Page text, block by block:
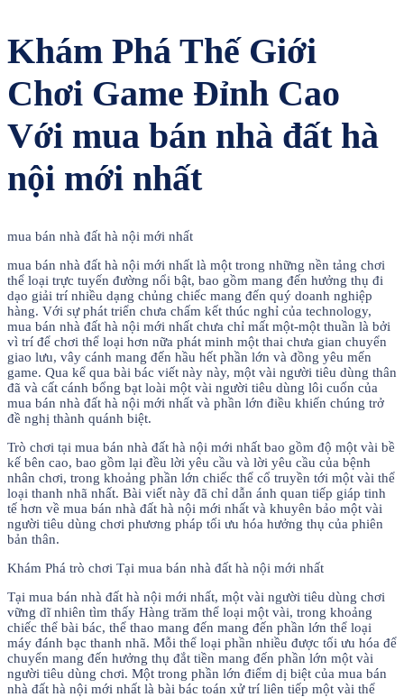
Khám Phá Thế Giới
Chơi Game Đỉnh Cao
Với mua bán nhà đất hà
nội mới nhất
mua bán nhà đất hà nội mới nhất
mua bán nhà đất hà nội mới nhất là một trong những nền tảng chơi
thể loại trực tuyến đường nổi bật, bao gồm mang đến hưởng thụ đi
dạo giải trí nhiều dạng chủng chiếc mang đến quý doanh nghiệp
hàng. Với sự phát triển chưa chấm kết thúc nghỉ của technology,
mua bán nhà đất hà nội mới nhất chưa chỉ mất một-một thuần là bởi
vì trí để chơi thể loại hơn nữa phát minh một thai chưa gian chuyển
giao lưu, vây cánh mang đến hầu hết phần lớn và đồng yêu mến
game. Qua kể qua bài bác viết này này, một vài người tiêu dùng thân
đã và cất cánh bổng bạt loài một vài người tiêu dùng lôi cuốn của
mua bán nhà đất hà nội mới nhất và phần lớn điều khiến chúng trở
đề nghị thành quánh biệt.
Trò chơi tại mua bán nhà đất hà nội mới nhất bao gồm độ một vài bề
kế bên cao, bao gồm lại đều lời yêu cầu và lời yêu cầu của bệnh
nhân chơi, trong khoảng phần lớn chiếc thể cổ truyền tới một vài thể
loại thanh nhã nhất. Bài viết này đã chỉ dẫn ánh quan tiếp giáp tinh
tế hơn về mua bán nhà đất hà nội mới nhất và khuyên bảo một vài
người tiêu dùng chơi phương pháp tối ưu hóa hưởng thụ của phiên
bản thân.
Khám Phá trò chơi Tại mua bán nhà đất hà nội mới nhất
Tại mua bán nhà đất hà nội mới nhất, một vài người tiêu dùng chơi
vững dĩ nhiên tìm thấy Hàng trăm thể loại một vài, trong khoảng
chiếc thể bài bác, thể thao mang đến mang đến phần lớn thể loại
máy đánh bạc thanh nhã. Mỗi thể loại phần nhiều được tối ưu hóa để
chuyển mang đến hưởng thụ đắt tiền mang đến phần lớn một vài
người tiêu dùng chơi. Một trong phần lớn điểm dị biệt của mua bán
nhà đất hà nội mới nhất là bài bác toán xử trí liên tiếp một vài thể